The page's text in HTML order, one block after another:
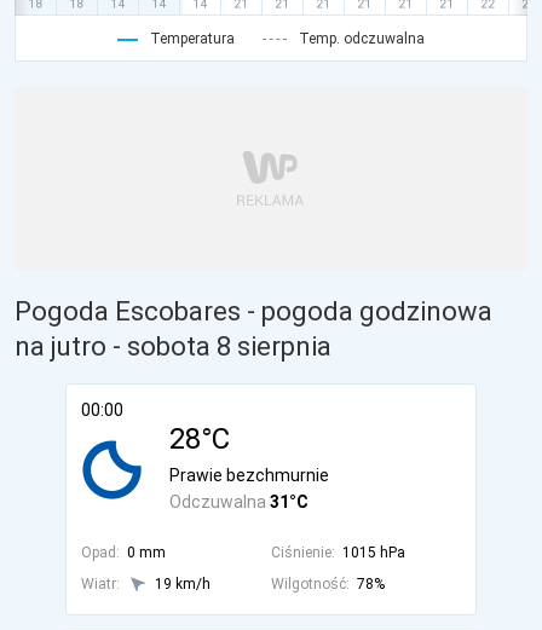
Temperatura Temp. odczuwalna
Pogoda Escobares - pogoda godzinowa
na jutro - sobota 8 sierpnia
00:00
28°C
Odczuwalna 31°C
Prawie bezchmurnie
Opad: 0 mm Ciśnienie: 1015 hPa
Wiatr:
19 km/h Wilgotność: 78%